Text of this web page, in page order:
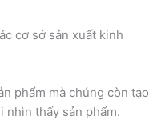
cơ sở sản xuất kinh
phẩm mà chúng còn tạo
nhìn thấy sản phẩm.